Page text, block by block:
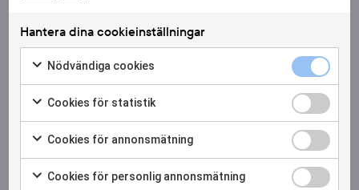
och specialister inom marknadsföring.
Vi erbjuder äveninterimslösningar inom
marknad och kommunikation
tillfälliga behov.
anpassar sök och process efter era behov och
förutsättningar.
Hantera dina cookieinställningar
Nödvändiga cookies
för
samtycka
till
användning
av
cookies
kryssruta
Cookies för statistik
för
samtycka
till
Cookies
för
statistik
kryssruta
Cookies för annonsmätning
för
Cookies
för
kryssruta
Cookies för personlig annonsmätning
Cookies